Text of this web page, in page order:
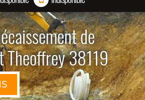
de
Theoffrey 38119